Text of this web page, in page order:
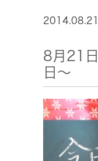
8月21
日～